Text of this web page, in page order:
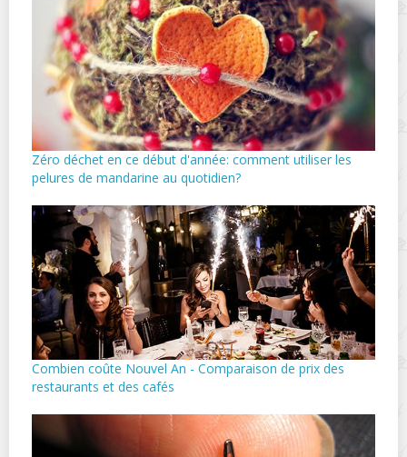
Zéro déchet en ce début d'année: comment utiliser les
pelures de mandarine au quotidien?
Combien coûte Nouvel An - Comparaison de prix des
restaurants et des cafés